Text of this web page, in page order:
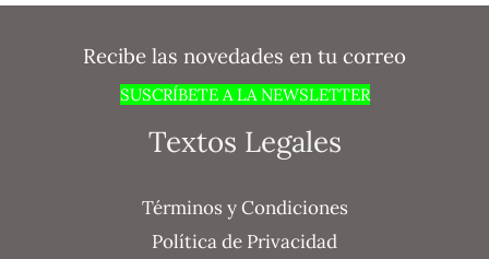
Recibe las novedades en tu correo
SUSCRÍBETE A LA NEWSLETTER
Textos Legales
Términos y Condiciones
Política de Privacidad